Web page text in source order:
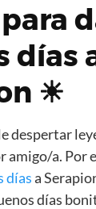
días
☀
despertar
amigo/a. Por
díasa
días